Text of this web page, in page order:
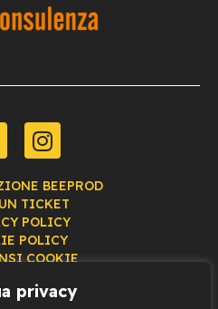
privacy
BEEPROD
TICKET
POLICY
POLICY
COOKIE